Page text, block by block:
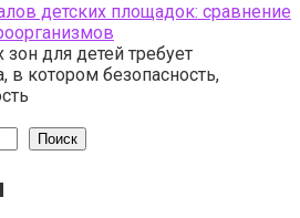
детских площадок: сравнение
для детей требует
в котором безопасность,
Поиск